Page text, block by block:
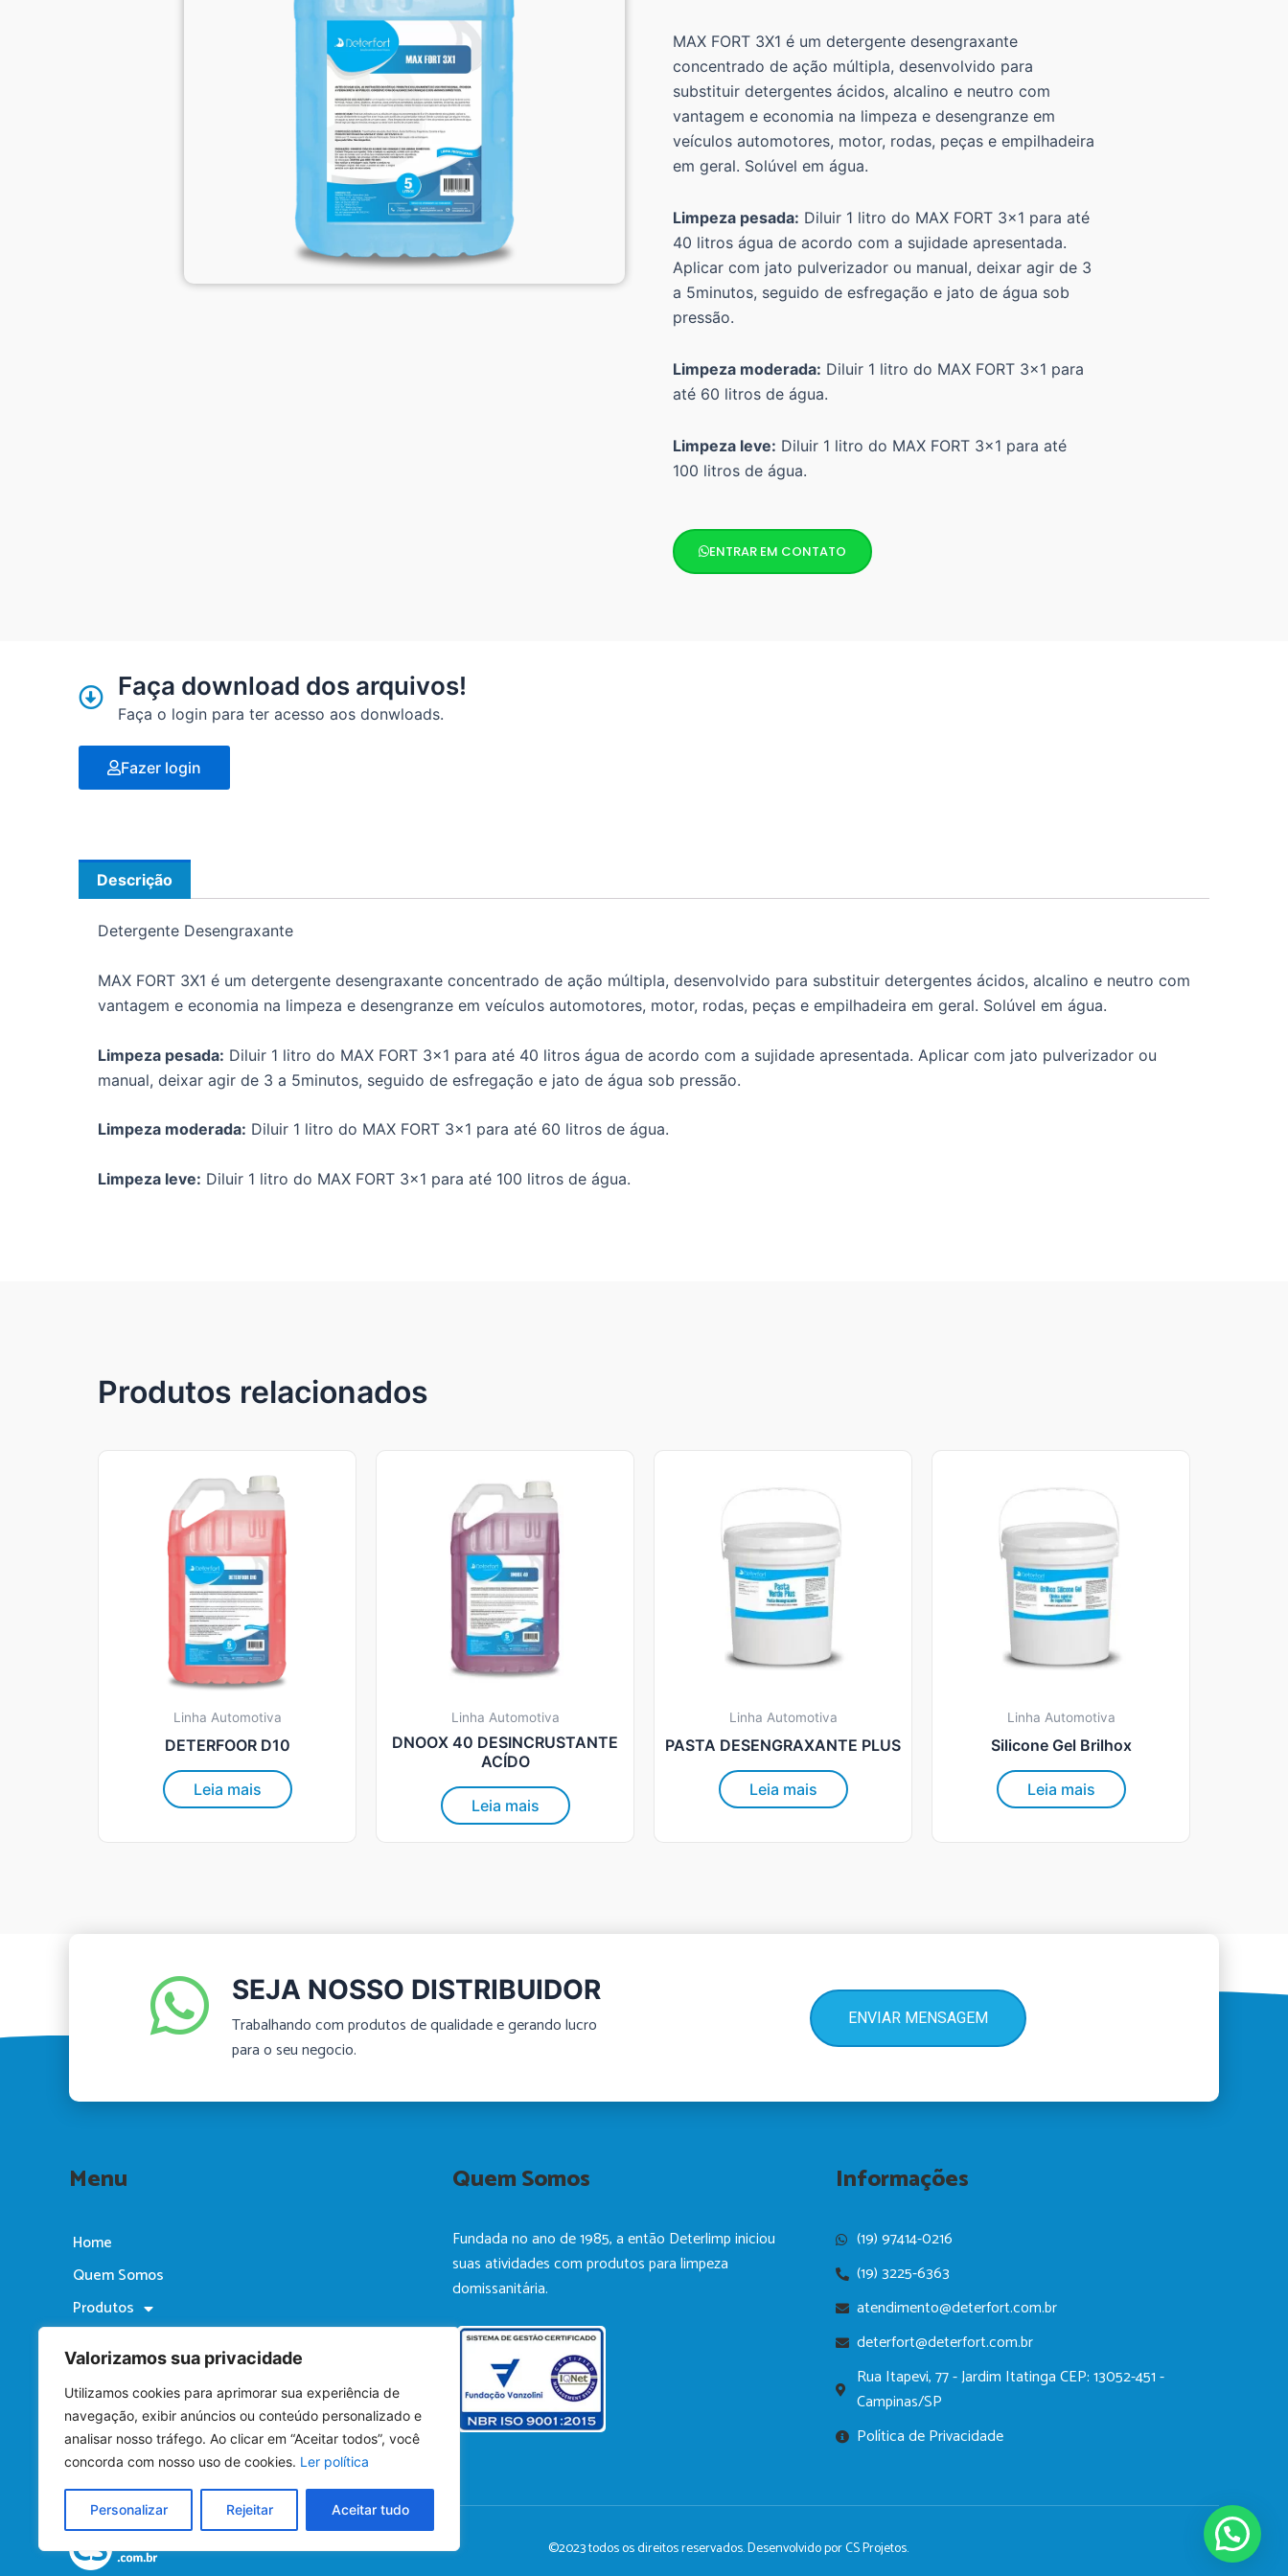
Valorizamos sua privacidade
Utilizamos cookies para aprimorar sua experiência de
navegação, exibir anúncios ou conteúdo personalizado e
analisar nosso tráfego. Ao clicar em “Aceitar todos”, você
concorda com nosso uso de cookies. Ler política
Personalizar Rejeitar Aceitar tudo
MAX FORT 3X1 é um detergente desengraxante
concentrado de ação múltipla, desenvolvido para
substituir detergentes ácidos, alcalino e neutro com
vantagem e economia na limpeza e desengranze em
veículos automotores, motor, rodas, peças e empilhadeira
em geral. Solúvel em água.
Limpeza pesada: Diluir 1 litro do MAX FORT 3×1 para até
40 litros água de acordo com a sujidade apresentada.
Aplicar com jato pulverizador ou manual, deixar agir de 3
a 5minutos, seguido de esfregação e jato de água sob
pressão.
Limpeza moderada: Diluir 1 litro do MAX FORT 3×1 para
até 60 litros de água.
Limpeza leve: Diluir 1 litro do MAX FORT 3×1 para até
100 litros de água.
ENTRAR EM CONTATO
Faça download dos arquivos!
Faça o login para ter acesso aos donwloads.
Fazer login
Descrição
Detergente Desengraxante
MAX FORT 3X1 é um detergente desengraxante concentrado de ação múltipla, desenvolvido para substituir detergentes ácidos, alcalino e neutro com
vantagem e economia na limpeza e desengranze em veículos automotores, motor, rodas, peças e empilhadeira em geral. Solúvel em água.
Limpeza pesada: Diluir 1 litro do MAX FORT 3×1 para até 40 litros água de acordo com a sujidade apresentada. Aplicar com jato pulverizador ou
manual, deixar agir de 3 a 5minutos, seguido de esfregação e jato de água sob pressão.
Limpeza moderada: Diluir 1 litro do MAX FORT 3×1 para até 60 litros de água.
Limpeza leve: Diluir 1 litro do MAX FORT 3×1 para até 100 litros de água.
Produtos relacionados
Linha Automotiva
DETERFOOR D10
Leia mais
Linha Automotiva
DNOOX 40 DESINCRUSTANTE
ACÍDO
Leia mais
Linha Automotiva
PASTA DESENGRAXANTE PLUS
Leia mais
Linha Automotiva
Silicone Gel Brilhox
Leia mais
SEJA NOSSO DISTRIBUIDOR
Trabalhando com produtos de qualidade e gerando lucro
para o seu negocio.
ENVIAR MENSAGEM
Menu
Home
Quem Somos
Produtos
Licitações
Fale Conosco
F
a
c
b
o
o
-
n
s
a
g
r
m
L
i
n
e
i
Y
o
u
u
e
i
k
o
k
Quem Somos
Fundada no ano de 1985, a então Deterlimp iniciou
suas atividades com produtos para limpeza
domissanitária.
Informações
(19) 97414-0216
(19) 3225-6363
atendimento@deterfort.com.br
deterfort@deterfort.com.br
Rua Itapevi, 77 - Jardim Itatinga CEP: 13052-451 -
Campinas/SP
Política de Privacidade
©2023 todos os direitos reservados. Desenvolvido porCS Projetos.